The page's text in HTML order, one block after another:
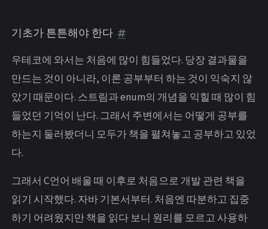
기초가 튼튼해야 한다
우테코에 와서는 처음에 많이 힘들었다. 당장 결과물을
만드는 것이 아니라, 이론 공부부터 하는 것이 익숙지 않
았기 때문이다. 스트림과 enum의 개념을 익힐 때 많이 힘
들었던 기억이 난다. 그래서 주변에서는 어떻게 공부를
하는지 둘러봤더니 모두가 책을 펼쳐놓고 공부하고 있었
다.
그래서 C언어 배울 때 이후로 처음으로 개발 관련 책을
읽기 시작했다. 자바 기본서부터. 처음엔 따분하고 집중
하기 어려웠지만 책을 읽다 보니 원리를 모르고 사용하